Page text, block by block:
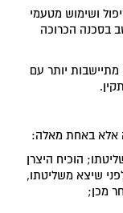
ושימוש מטעמי
בסכנה הכרוכה
יותר עם
הוכיח היצרן
שיצא משליטתו,
מכן;